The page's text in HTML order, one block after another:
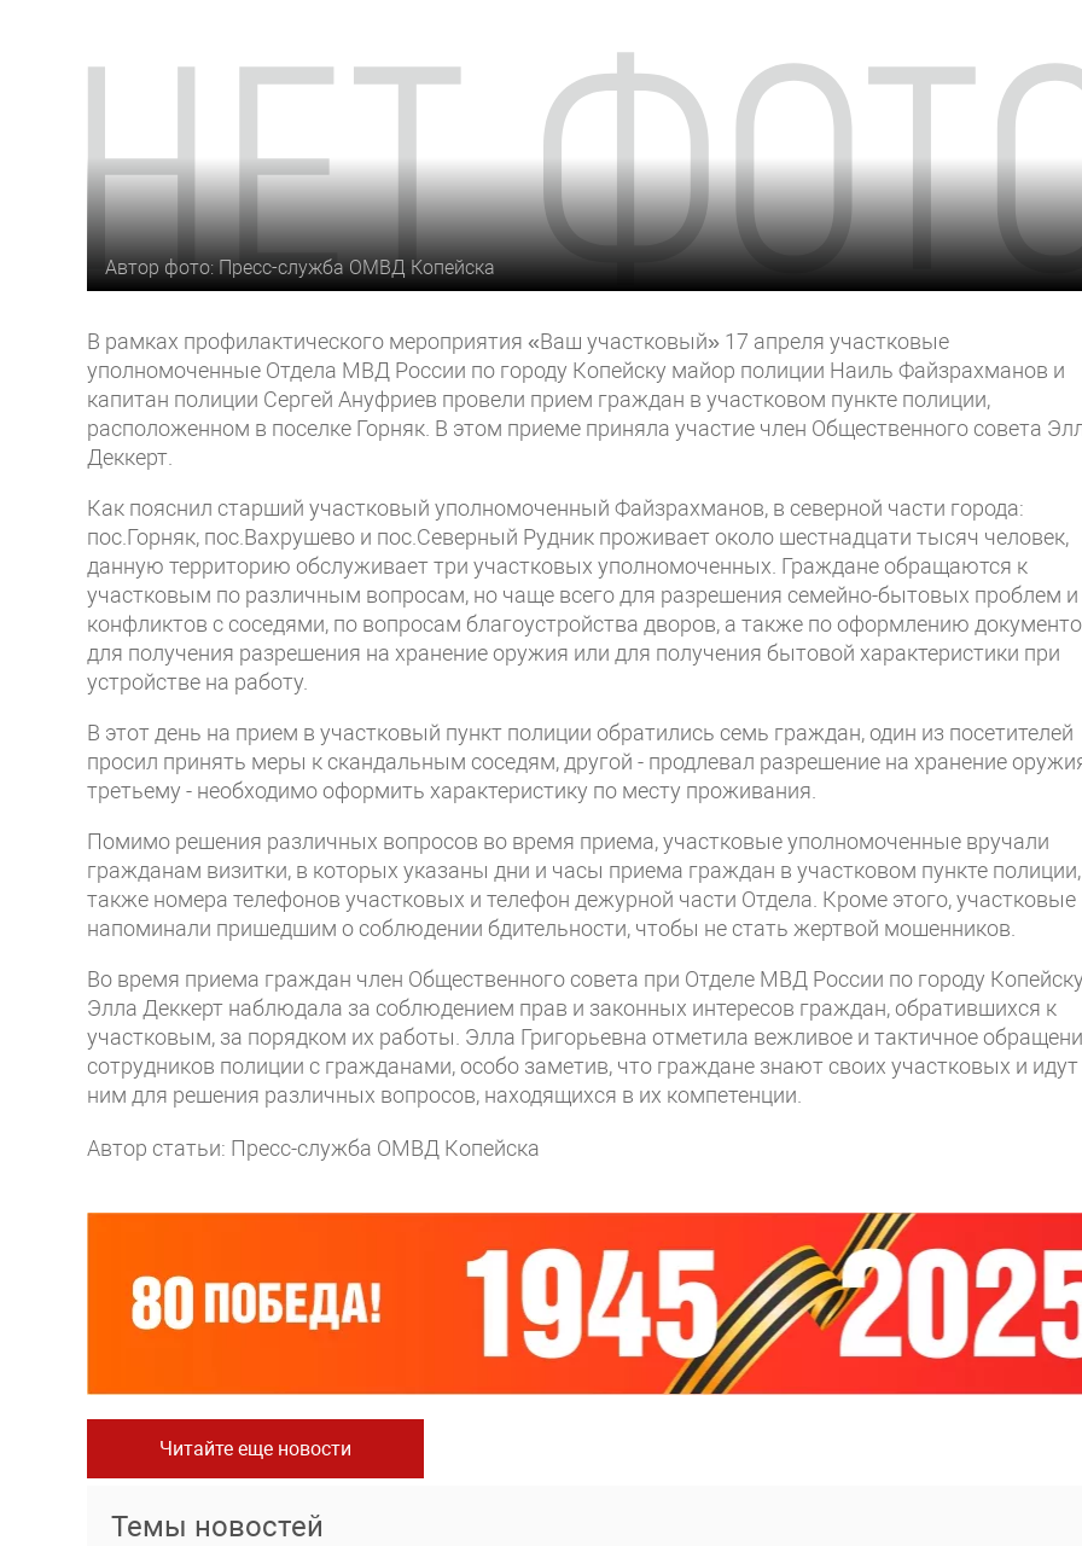
Автор фото: Пресс-служба ОМВД Копейска
В рамках профилактического мероприятия «Ваш участковый» 17 апреля участковые
уполномоченные Отдела МВД России по городу Копейску майор полиции Наиль Файзрахманов и
капитан полиции Сергей Ануфриев провели прием граждан в участковом пункте полиции,
расположенном в поселке Горняк. В этом приеме приняла участие член Общественного совета
Деккерт.
Как пояснил старший участковый уполномоченный Файзрахманов, в северной части города:
пос.Горняк, пос.Вахрушево и пос.Северный Рудник проживает около шестнадцати тысяч человек,
данную территорию обслуживает три участковых уполномоченных. Граждане обращаются к
участковым по различным вопросам, но чаще всего для разрешения семейно-бытовых проблем и
конфликтов с соседями, по вопросам благоустройства дворов, а также по оформлению
для получения разрешения на хранение оружия или для получения бытовой характеристики при
устройстве на работу.
В этот день на прием в участковый пункт полиции обратились семь граждан, один из посетителей
просил принять меры к скандальным соседям, другой - продлевал разрешение на хранение
третьему - необходимо оформить характеристику по месту проживания.
Помимо решения различных вопросов во время приема, участковые уполномоченные вручали
гражданам визитки, в которых указаны дни и часы приема граждан в участковом пункте
также номера телефонов участковых и телефон дежурной части Отдела. Кроме этого, участковые
напоминали пришедшим о соблюдении бдительности, чтобы не стать жертвой мошенников.
Во время приема граждан член Общественного совета при Отделе МВД России по городу Копейску
Элла Деккерт наблюдала за соблюдением прав и законных интересов граждан, обратившихся к
участковым, за порядком их работы. Элла Григорьевна отметила вежливое и тактичное
сотрудников полиции с гражданами, особо заметив, что граждане знают своих участковых и идут
ним для решения различных вопросов, находящихся в их компетенции.
Автор статьи: Пресс-служба ОМВД Копейска
Читайте еще новости
Темы новостей